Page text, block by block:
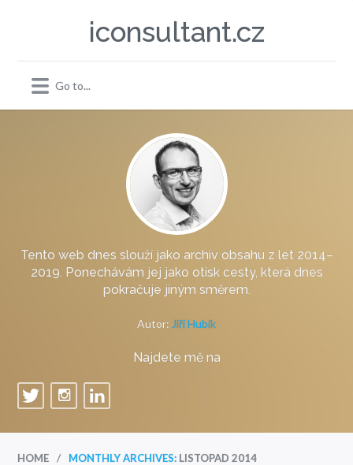
iconsultant.cz
Tento web dnes slouží jako archiv obsahu z let 2014–
2019. Ponechávám jej jako otisk cesty, která dnes
pokračuje jiným směrem.
Autor: Jiří Hubík
Najdete mě na
HOME / MONTHLY ARCHIVES: LISTOPAD 2014